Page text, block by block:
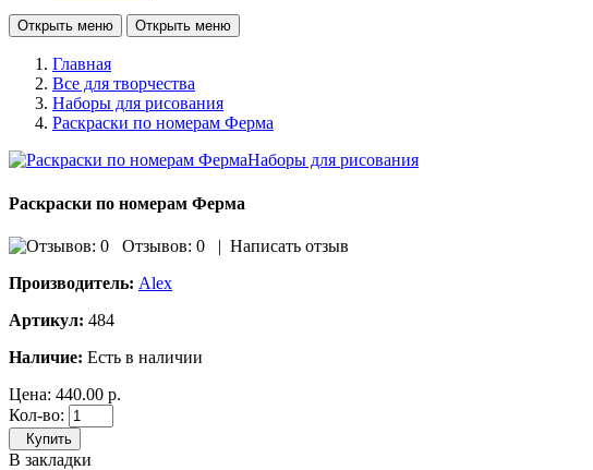
Открыть меню Открыть меню
Главная
Все для творчества
Наборы для рисования
Раскраски по номерам Ферма
Раскраски по номерам Ферма
Отзывов: 0 | Написать отзыв
Производитель: Alex
Артикул: 484
Наличие: Есть в наличии
Цена: 440.00 р.
Кол-во:
Купить
В закладки